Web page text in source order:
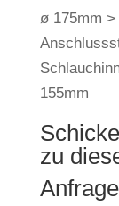
ø 175mm
155mm
zu